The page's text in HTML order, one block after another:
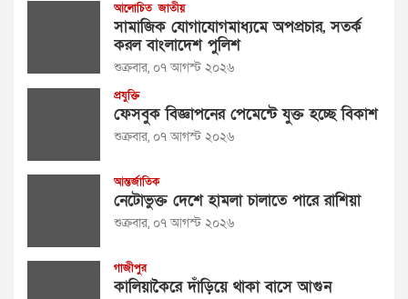
আলোচিত জাতীয়
সামাজিক যোগাযোগমাধ্যমে অপপ্রচার, সতর্ক
করল বাংলাদেশ পুলিশ
শুক্রবার, ০৭ আগস্ট ২০২৬
প্রযুক্তি
ফেসবুক বিজ্ঞাপনের পেমেন্টে যুক্ত হচ্ছে বিকাশ
শুক্রবার, ০৭ আগস্ট ২০২৬
আন্তর্জাতিক
নেটোভুক্ত দেশে হামলা চালাতে পারে রাশিয়া
শুক্রবার, ০৭ আগস্ট ২০২৬
গাজীপুর
কালিয়াকৈরে দাঁড়িয়ে থাকা বাসে আগুন